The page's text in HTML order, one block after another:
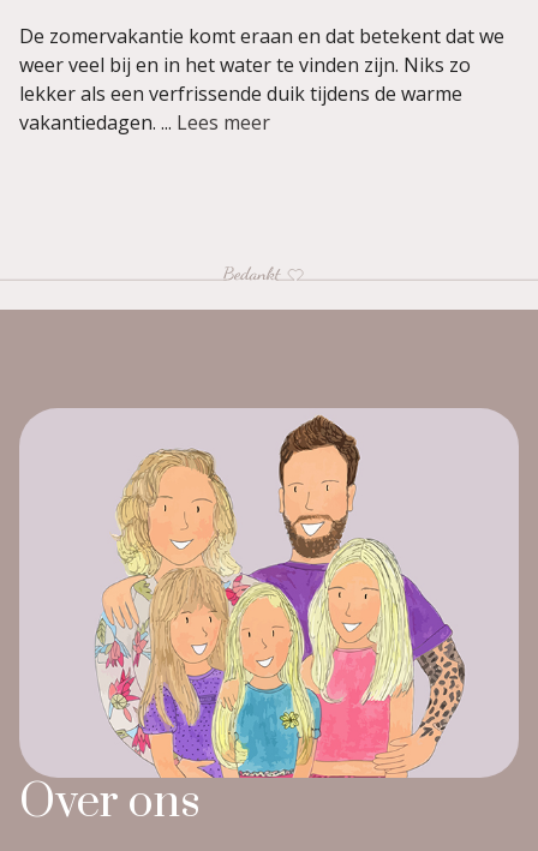
De zomervakantie komt eraan en dat betekent dat we
weer veel bij en in het water te vinden zijn. Niks zo
lekker als een verfrissende duik tijdens de warme
vakantiedagen. ... Lees meer
Over ons